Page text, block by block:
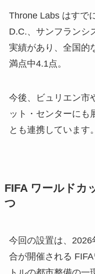
Throne Labs はすで
D.C.、サンフランシ
実績があり、全国的
満点中4.1点。
今後、ビュリエン市
ット・センターにも
とも連携しています。
FIFA ワールドカ
つ
今回の設置は、
合が開催される